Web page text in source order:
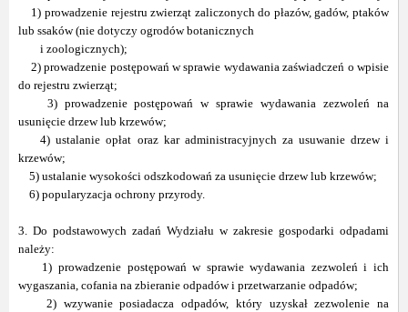
1) prowadzenie rejestru zwierząt zaliczonych do płazów, gadów, ptaków
lub ssaków (nie dotyczy ogrodów botanicznych
i zoologicznych);
2) prowadzenie postępowań w sprawie wydawania zaświadczeń o wpisie
do rejestru zwierząt;
3) prowadzenie postępowań w sprawie wydawania zezwoleń na
usunięcie drzew lub krzewów;
4) ustalanie opłat oraz kar administracyjnych za usuwanie drzew i
krzewów;
5) ustalanie wysokości odszkodowań za usunięcie drzew lub krzewów;
6) popularyzacja ochrony przyrody.
3. Do podstawowych zadań Wydziału w zakresie gospodarki odpadami
należy:
1) prowadzenie postępowań w sprawie wydawania zezwoleń i ich
wygaszania, cofania na zbieranie odpadów i przetwarzanie odpadów;
2) wzywanie posiadacza odpadów, który uzyskał zezwolenie na